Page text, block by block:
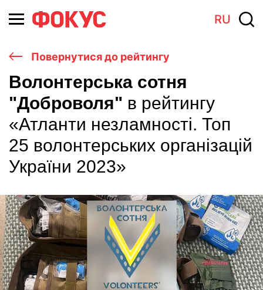
RU
Повернутися до рейтингу
Волонтерська сотня
"Доброволя" в рейтингу
«Атланти незламності. Топ
25 волонтерських організацій
України 2023»